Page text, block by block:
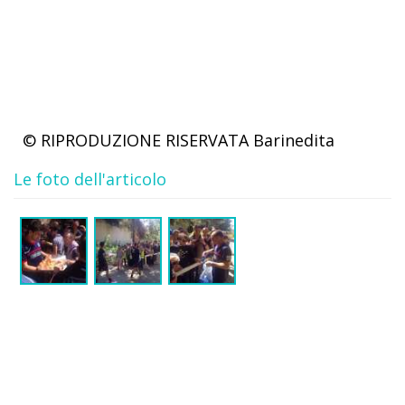
© RIPRODUZIONE RISERVATA Barinedita
Le foto dell'articolo